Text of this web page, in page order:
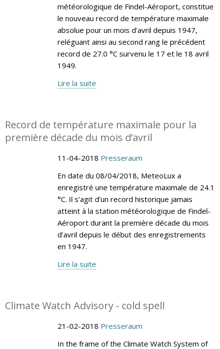
météorologique de Findel-Aéroport, constitue
le nouveau record de température maximale
absolue pour un mois d’avril depuis 1947,
reléguant ainsi au second rang le précédent
record de 27.0 °C survenu le 17 et le 18 avril
1949.
Lire la suite
Record de température maximale pour la
première décade du mois d’avril
11-04-2018 Presseraum
En date du 08/04/2018, MeteoLux a
enregistré une température maximale de 24.1
°C. Il s’agit d’un record historique jamais
atteint à la station météorologique de Findel-
Aéroport durant la première décade du mois
d’avril depuis le début des enregistrements
en 1947.
Lire la suite
Climate Watch Advisory - cold spell
21-02-2018 Presseraum
In the frame of the Climate Watch System of